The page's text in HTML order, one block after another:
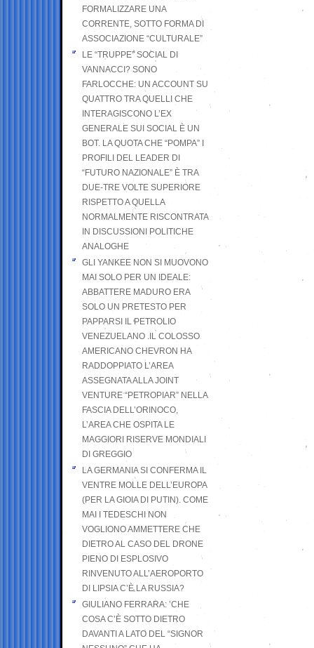
FORMALIZZARE UNA
CORRENTE, SOTTO FORMA DI
ASSOCIAZIONE “CULTURALE”
LE “TRUPPE” SOCIAL DI
VANNACCI? SONO
FARLOCCHE: UN ACCOUNT SU
QUATTRO TRA QUELLI CHE
INTERAGISCONO L’EX
GENERALE SUI SOCIAL È UN
BOT. LA QUOTA CHE “POMPA” I
PROFILI DEL LEADER DI
“FUTURO NAZIONALE” È TRA
DUE-TRE VOLTE SUPERIORE
RISPETTO A QUELLA
NORMALMENTE RISCONTRATA
IN DISCUSSIONI POLITICHE
ANALOGHE
GLI YANKEE NON SI MUOVONO
MAI SOLO PER UN IDEALE:
ABBATTERE MADURO ERA
SOLO UN PRETESTO PER
PAPPARSI IL PETROLIO
VENEZUELANO .IL COLOSSO
AMERICANO CHEVRON HA
RADDOPPIATO L’AREA
ASSEGNATA ALLA JOINT
VENTURE “PETROPIAR” NELLA
FASCIA DELL’ORINOCO,
L’AREA CHE OSPITA LE
MAGGIORI RISERVE MONDIALI
DI GREGGIO
LA GERMANIA SI CONFERMA IL
VENTRE MOLLE DELL’EUROPA
(PER LA GIOIA DI PUTIN). COME
MAI I TEDESCHI NON
VOGLIONO AMMETTERE CHE
DIETRO AL CASO DEL DRONE
PIENO DI ESPLOSIVO
RINVENUTO ALL’AEROPORTO
DI LIPSIA C’È LA RUSSIA?
GIULIANO FERRARA: ’CHE
COSA C’È SOTTO DIETRO
DAVANTI A LATO DEL “SIGNOR